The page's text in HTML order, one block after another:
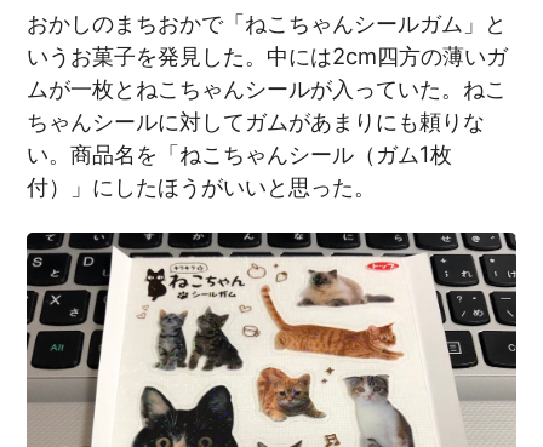
おかしのまちおかで「ねこちゃんシールガム」と
いうお菓子を発見した。中には2cm四方の薄いガ
ムが一枚とねこちゃんシールが入っていた。ねこ
ちゃんシールに対してガムがあまりにも頼りな
い。商品名を「ねこちゃんシール（ガム1枚
付）」にしたほうがいいと思った。